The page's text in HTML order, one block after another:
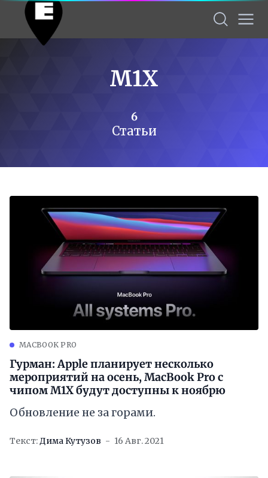
M1X
6
Статьи
MACBOOK PRO
Гурман: Apple планирует несколько
мероприятий на осень, MacBook Pro с
чипом M1X будут доступны к ноябрю
Обновление не за горами.
Текст:Дима Кутузов 16 Авг. 2021